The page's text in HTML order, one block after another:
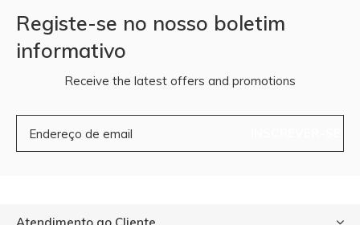
Registe-se no nosso boletim
informativo
Receive the latest offers and promotions